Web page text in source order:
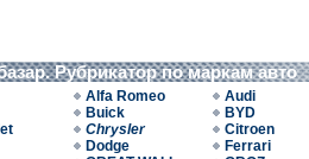
Рубрикатор по маркам авто
Alfa Romeo
Audi
Buick
BYD
Chrysler
Citroen
Dodge
Ferrari